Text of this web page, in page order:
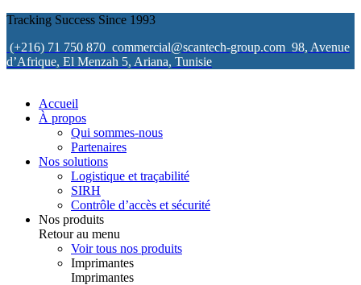
Tracking Success Since 1993
(+216) 71 750 870 commercial@scantech-group.com 98, Avenue
d’Afrique, El Menzah 5, Ariana, Tunisie
Accueil
À propos
Qui sommes-nous
Partenaires
Nos solutions
Logistique et traçabilité
SIRH
Contrôle d’accès et sécurité
Nos produits
Retour au menu
Voir tous nos produits
Imprimantes
Imprimantes